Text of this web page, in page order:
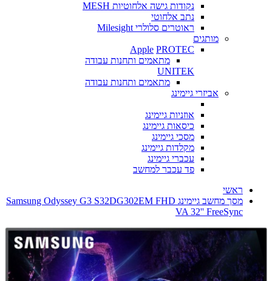
נקודות גישה אלחוטיות MESH
נתב אלחוטי
ראוטרים סלולרי Milesight
מותגים
Apple PROTEC
מתאמים ותחנות עבודה
UNITEK
מתאמים ותחנות עבודה
אביזרי גיימינג
אוזניות גיימינג
כיסאות גיימינג
מסכי גיימינג
מקלדות גיימינג
עכברי גיימינג
פד עכבר למחשב
ראשי
מסך מחשב גיימינג Samsung Odyssey G3 S32DG302EM FHD
VA 32'' FreeSync